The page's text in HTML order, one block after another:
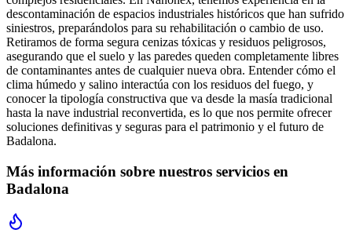
descontaminación de espacios industriales históricos que han sufrido
siniestros, preparándolos para su rehabilitación o cambio de uso.
Retiramos de forma segura cenizas tóxicas y residuos peligrosos,
asegurando que el suelo y las paredes queden completamente libres
de contaminantes antes de cualquier nueva obra. Entender cómo el
clima húmedo y salino interactúa con los residuos del fuego, y
conocer la tipología constructiva que va desde la masía tradicional
hasta la nave industrial reconvertida, es lo que nos permite ofrecer
soluciones definitivas y seguras para el patrimonio y el futuro de
Badalona.
Más información sobre nuestros servicios en
Badalona